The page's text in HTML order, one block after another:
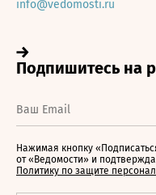
info@vedomosti.ru
Нажимая кнопку
от «Ведомости» и
Политику по защите